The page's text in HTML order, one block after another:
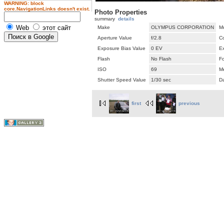
WARNING: block
core.NavigationLinks doesn't exist.
Web этот сайт
Photo Properties
summary details
Make
OLYMPUS CORPORATION
Aperture Value
f/2.8
Exposure Bias Value
0 EV
Flash
No Flash
ISO
69
Shutter Speed Value
1/30 sec
first previous